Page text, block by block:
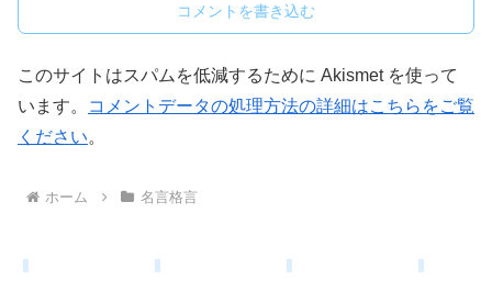
コメントを書き込む
このサイトはスパムを低減するために Akismet を使って
います。
コメントデータの処理方法の詳細はこちらをご覧
ください。
ホーム 名言格言